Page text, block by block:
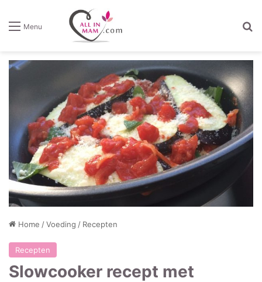
Menu
Home /Voeding / Recepten
Recepten
Slowcooker recept met